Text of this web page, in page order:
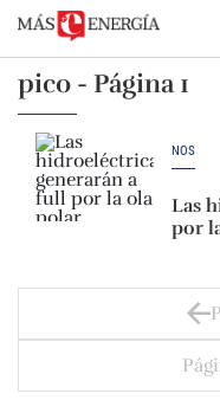
pico - Página 1
NOS
Las
por